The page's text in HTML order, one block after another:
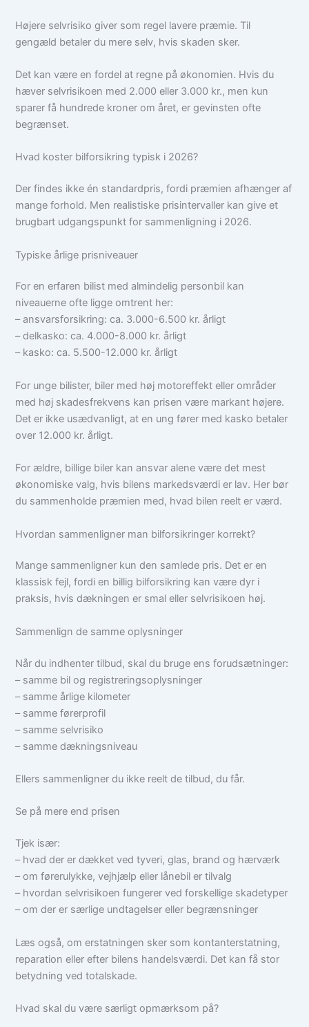
Højere selvrisiko giver som regel lavere præmie. Til
gengæld betaler du mere selv, hvis skaden sker.
Det kan være en fordel at regne på økonomien. Hvis du
hæver selvrisikoen med 2.000 eller 3.000 kr., men kun
sparer få hundrede kroner om året, er gevinsten ofte
begrænset.
Hvad koster bilforsikring typisk i 2026?
Der findes ikke én standardpris, fordi præmien afhænger af
mange forhold. Men realistiske prisintervaller kan give et
brugbart udgangspunkt for sammenligning i 2026.
Typiske årlige prisniveauer
For en erfaren bilist med almindelig personbil kan
niveauerne ofte ligge omtrent her:
– ansvarsforsikring: ca. 3.000-6.500 kr. årligt
– delkasko: ca. 4.000-8.000 kr. årligt
– kasko: ca. 5.500-12.000 kr. årligt
For unge bilister, biler med høj motoreffekt eller områder
med høj skadesfrekvens kan prisen være markant højere.
Det er ikke usædvanligt, at en ung fører med kasko betaler
over 12.000 kr. årligt.
For ældre, billige biler kan ansvar alene være det mest
økonomiske valg, hvis bilens markedsværdi er lav. Her bør
du sammenholde præmien med, hvad bilen reelt er værd.
Hvordan sammenligner man bilforsikringer korrekt?
Mange sammenligner kun den samlede pris. Det er en
klassisk fejl, fordi en billig bilforsikring kan være dyr i
praksis, hvis dækningen er smal eller selvrisikoen høj.
Sammenlign de samme oplysninger
Når du indhenter tilbud, skal du bruge ens forudsætninger:
– samme bil og registreringsoplysninger
– samme årlige kilometer
– samme førerprofil
– samme selvrisiko
– samme dækningsniveau
Ellers sammenligner du ikke reelt de tilbud, du får.
Se på mere end prisen
Tjek især:
– hvad der er dækket ved tyveri, glas, brand og hærværk
– om førerulykke, vejhjælp eller lånebil er tilvalg
– hvordan selvrisikoen fungerer ved forskellige skadetyper
– om der er særlige undtagelser eller begrænsninger
Læs også, om erstatningen sker som kontanterstatning,
reparation eller efter bilens handelsværdi. Det kan få stor
betydning ved totalskade.
Hvad skal du være særligt opmærksom på?